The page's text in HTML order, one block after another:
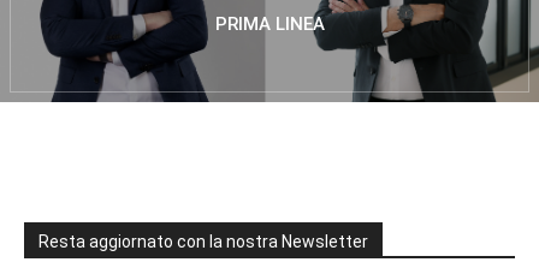
PRIMA LINEA
Resta aggiornato con la nostra Newsletter